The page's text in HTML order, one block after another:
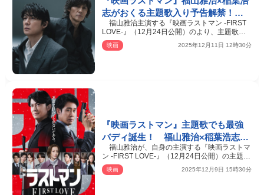
志がおくる主題歌入り予告解禁！
クリスマスイブに配信リリース決定
福山雅治主演する『映画ラストマン -FIRST
LOVE-』（12月24日公開）のより、主題歌
「木星 feat. 稲葉浩…
映画 2025年12月11日 12時30分
『映画ラストマン』主題歌でも最強
バディ誕生！ 福山雅治×稲葉浩志が
タッグ
福山雅治が、自身の主演する『映画ラストマ
ン -FIRST LOVE-』（12月24日公開）の主題歌
を担当することが…
映画 2025年12月9日 15時30分